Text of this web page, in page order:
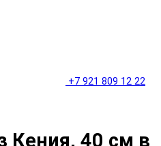
+7 921 809 12 22
Кения, 40 см в